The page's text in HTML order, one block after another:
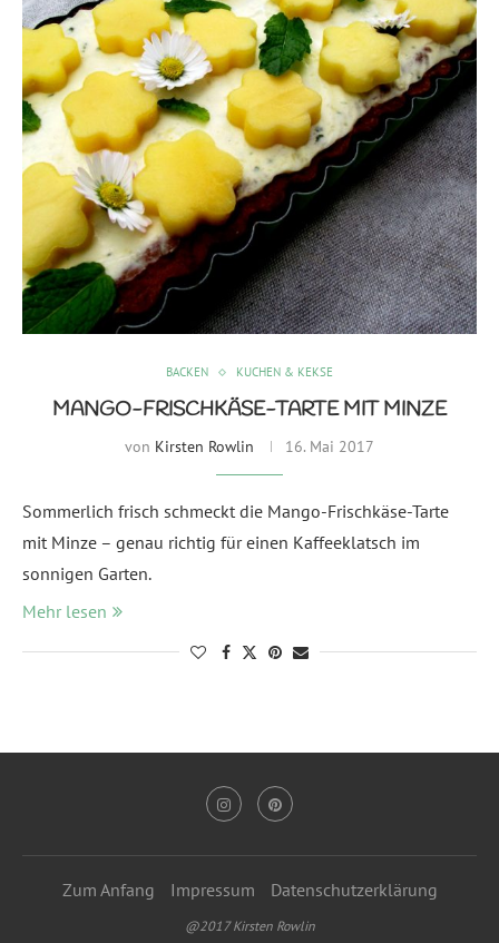
BACKEN KUCHEN & KEKSE
MANGO-FRISCHKÄSE-TARTE MIT MINZE
von Kirsten Rowlin 16. Mai 2017
Sommerlich frisch schmeckt die Mango-Frischkäse-Tarte
mit Minze – genau richtig für einen Kaffeeklatsch im
sonnigen Garten.
Mehr lesen
Zum Anfang Impressum Datenschutzerklärung
@2017 Kirsten Rowlin